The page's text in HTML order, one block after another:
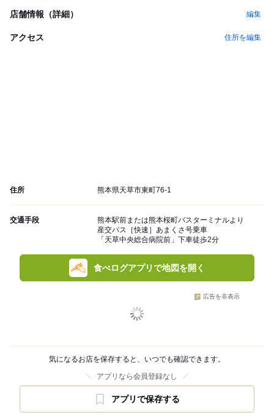
店舗情報（詳細） 編集
アクセス 住所を編集
住所 熊本県天草市東町76-1
交通手段
熊本駅前または熊本桜町バスターミナルより
産交バス［快速］あまくさ号乗車
「天草中央総合病院前」下車徒歩2分
食べログアプリで地図を開く
広告を非表示
気になるお店を保存すると、いつでも確認できます。
アプリなら会員登録なし
アプリで保存する